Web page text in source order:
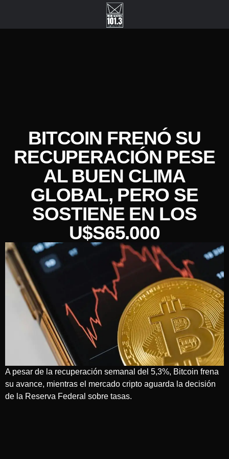
BITCOIN FRENÓ SU
RECUPERACIÓN PESE
AL BUEN CLIMA
GLOBAL, PERO SE
SOSTIENE EN LOS
U$S65.000
A pesar de la recuperación semanal del 5,3%, Bitcoin frena
su avance, mientras el mercado cripto aguarda la decisión
de la Reserva Federal sobre tasas.